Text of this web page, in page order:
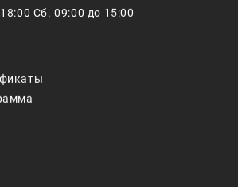
Сб. 09:00 до 15:00